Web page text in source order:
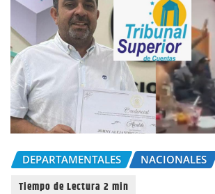
DEPARTAMENTALES NACIONALES